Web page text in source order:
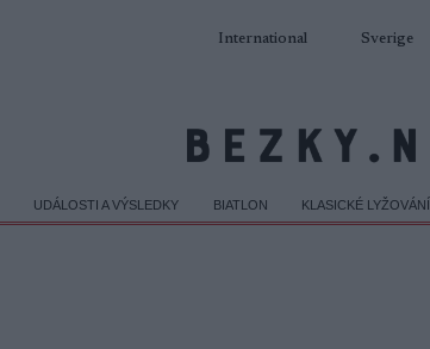
International Sverige
UDÁLOSTI A VÝSLEDKY BIATLON KLASICKÉ LYŽOVÁNÍ